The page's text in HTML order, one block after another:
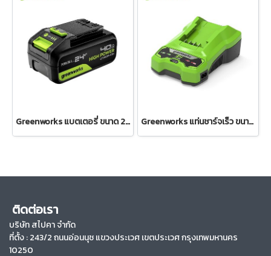
Greenworks แบตเตอรี่ ขนาด 24V, ความจุ 4 แอมป์ Greenworks แท่นชาร์จเร็ว ขนาด 24V
ติดต่อเรา
บริษัท สไปคา จำกัด
ที่ตั้ง :243/2 ถนนอ่อนนุช แขวงประเวศ เขตประเวศ กรุงเทพมหานคร
10250